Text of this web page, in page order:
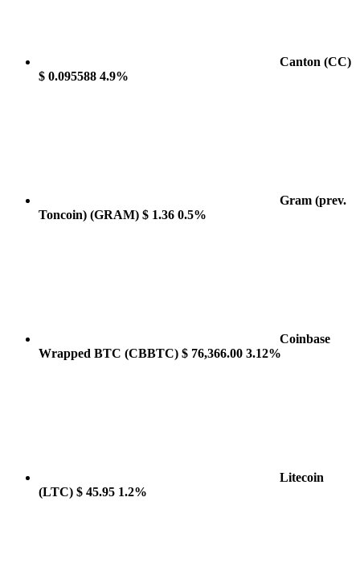
Canton (CC)
$ 0.095588 4.9%
Gram (prev.
Toncoin) (GRAM) $ 1.36 0.5%
Coinbase
Wrapped BTC (CBBTC) $ 76,366.00 3.12%
Litecoin
(LTC) $ 45.95 1.2%